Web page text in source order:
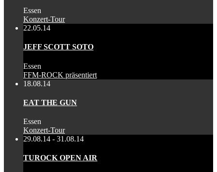
Essen
Konzert-Tour
22.05.14
JEFF SCOTT SOTO
Essen
FFM-ROCK präsentiert
18.08.14
EAT THE GUN
Essen
Konzert-Tour
29.08.14 - 31.08.14
TUROCK OPEN AIR